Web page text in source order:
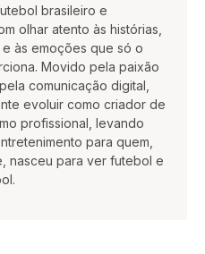
brasileiro e
olhar atento às histórias,
às emoções que só o
Movido pela paixão
comunicação digital,
evoluir como criador de
profissional, levando
para quem,
nasceu para ver futebol e